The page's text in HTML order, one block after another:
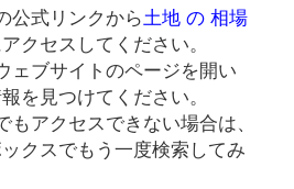
公式リンクから土地 の 相場
クセスしてください。
ェブサイトのページを開い
を見つけてください。
もアクセスできない場合は、
クスでもう一度検索してみ